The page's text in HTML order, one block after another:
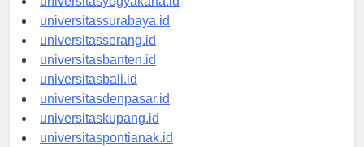
universitasyogyakarta.id
universitassurabaya.id
universitasserang.id
universitasbanten.id
universitasbali.id
universitasdenpasar.id
universitaskupang.id